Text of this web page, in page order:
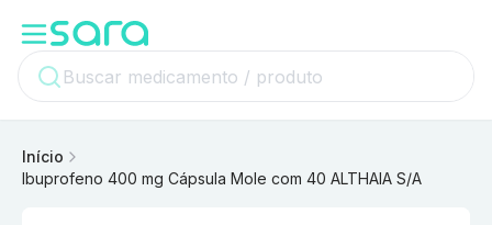
Início
Ibuprofeno 400 mg Cápsula Mole com 40 ALTHAIA S/A